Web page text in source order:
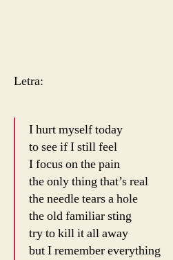
Letra:
I hurt myself today
to see if I still feel
I focus on the pain
the only thing that’s real
the needle tears a hole
the old familiar sting
try to kill it all away
but I remember everything